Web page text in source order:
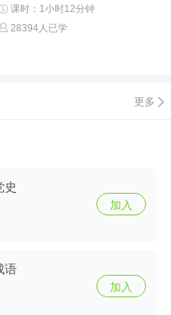
课时：1小时12分钟
28394人已学
更多
史
加入
语
加入